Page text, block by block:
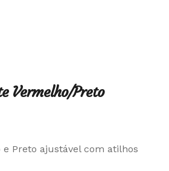
Vermelho/Preto
e Preto ajustável com atilhos